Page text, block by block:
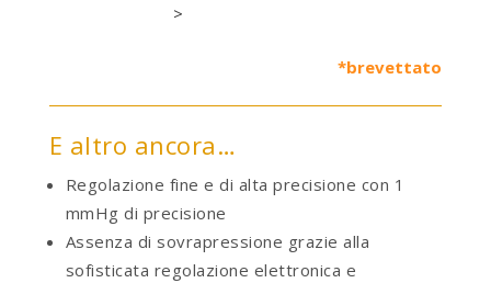
>
*brevettato
E altro ancora…
Regolazione fine e di alta precisione con 1
mmHg di precisione
Assenza di sovrapressione grazie alla
sofisticata regolazione elettronica e